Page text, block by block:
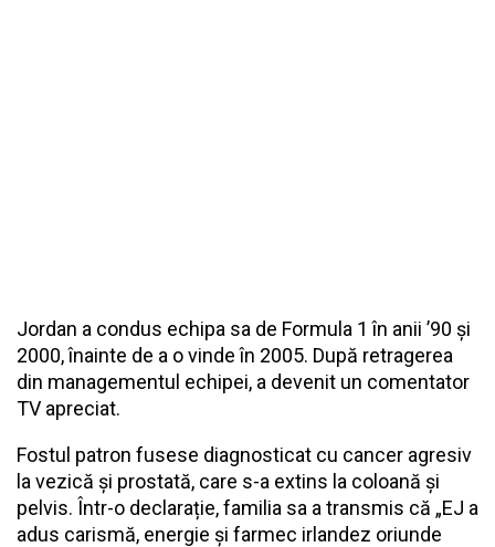
Jordan a condus echipa sa de Formula 1 în anii ’90 și
2000, înainte de a o vinde în 2005. După retragerea
din managementul echipei, a devenit un comentator
TV apreciat.
Fostul patron fusese diagnosticat cu cancer agresiv
la vezică și prostată, care s-a extins la coloană și
pelvis. Într-o declarație, familia sa a transmis că „EJ a
adus carismă, energie și farmec irlandez oriunde